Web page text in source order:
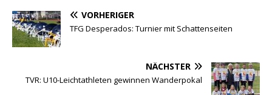
VORHERIGER
TFG Desperados: Turnier mit Schattenseiten
NÄCHSTER
TVR: U10-Leichtathleten gewinnen Wanderpokal